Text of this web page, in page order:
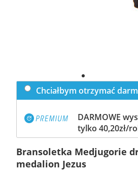
Chciałbym otrzymać
DARMOWE
tylko 40,20zł/
Bransoletka Medjugorie
medalion Jezus